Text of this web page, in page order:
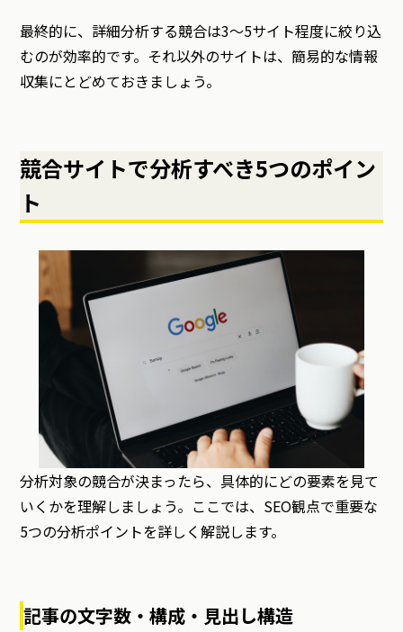
最終的に、詳細分析する競合は3〜5サイト程度に絞り込
むのが効率的です。それ以外のサイトは、簡易的な情報
収集にとどめておきましょう。
競合サイトで分析すべき5つのポイン
ト
分析対象の競合が決まったら、具体的にどの要素を見て
いくかを理解しましょう。ここでは、SEO観点で重要な
5つの分析ポイントを詳しく解説します。
記事の文字数・構成・見出し構造